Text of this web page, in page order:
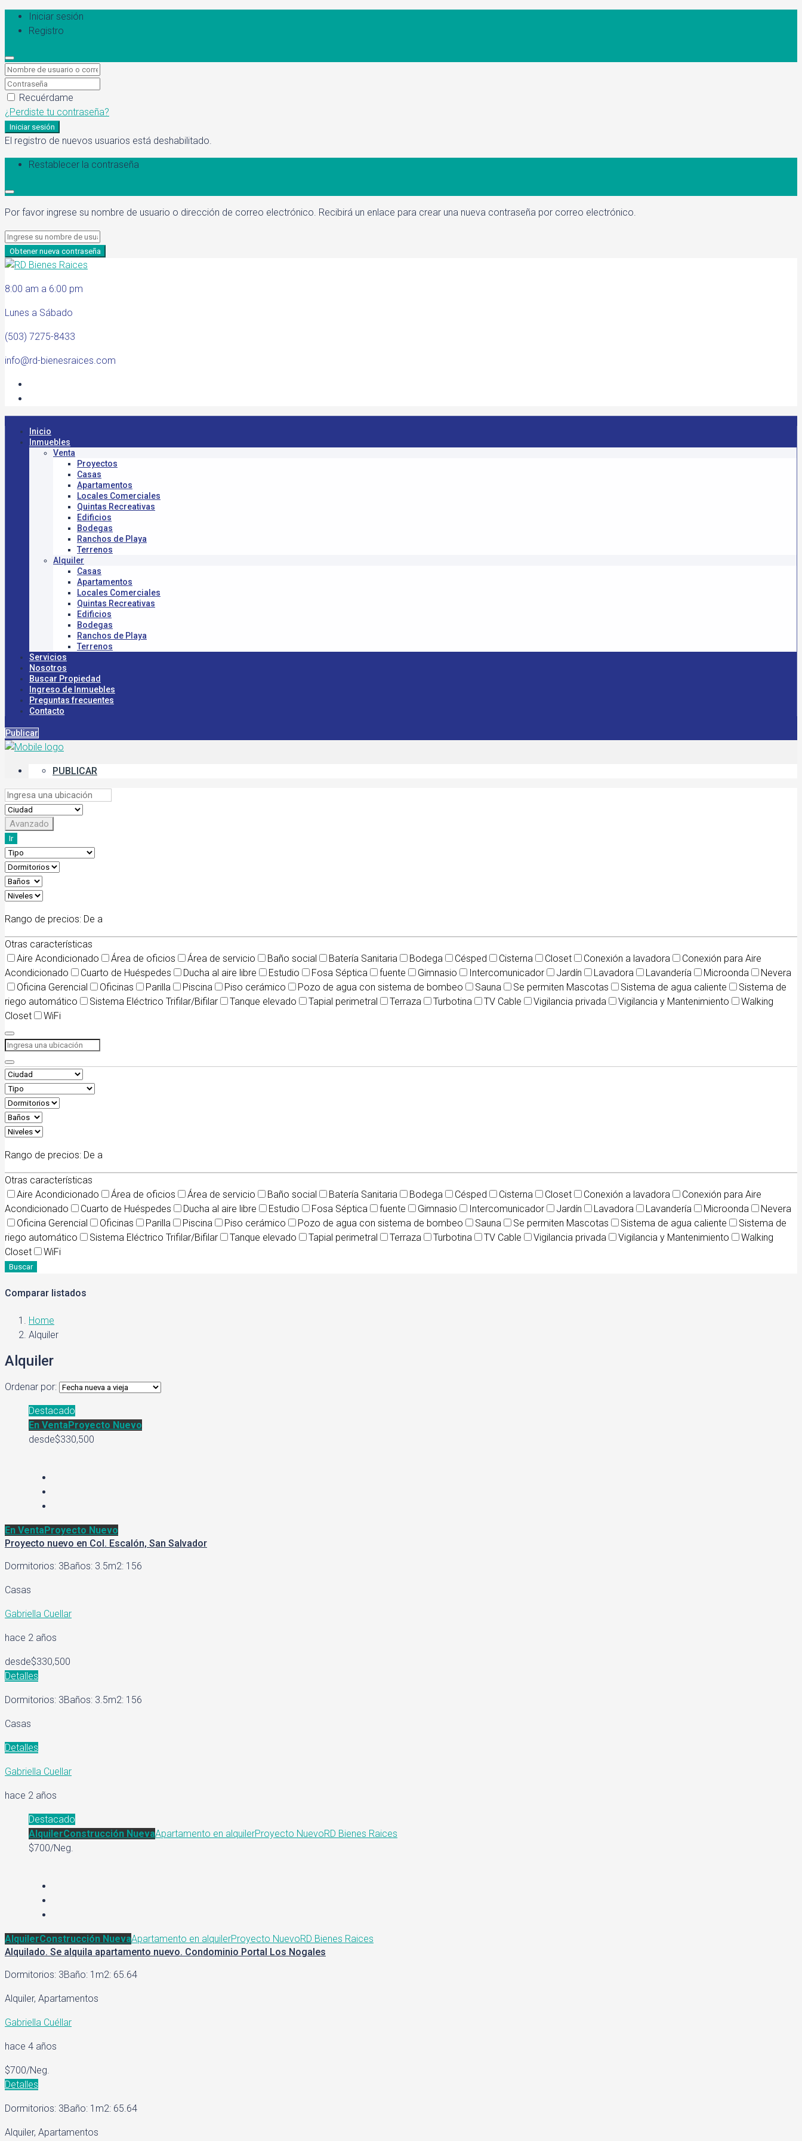
Iniciar sesión
Registro
Recuérdame
¿Perdiste tu contraseña?
Iniciar sesión
El registro de nuevos usuarios está deshabilitado.
Restablecer la contraseña
Por favor ingrese su nombre de usuario o dirección de correo electrónico. Recibirá un enlace para crear una nueva contraseña por correo electrónico.
Obtener nueva contraseña
8:00 am a 6:00 pm
Lunes a Sábado
(503) 7275-8433
info@rd-bienesraices.com
Inicio
Inmuebles
Venta
Proyectos
Casas
Apartamentos
Locales Comerciales
Quintas Recreativas
Edificios
Bodegas
Ranchos de Playa
Terrenos
Alquiler
Casas
Apartamentos
Locales Comerciales
Quintas Recreativas
Edificios
Bodegas
Ranchos de Playa
Terrenos
Servicios
Nosotros
Buscar Propiedad
Ingreso de Inmuebles
Preguntas frecuentes
Contacto
Publicar
PUBLICAR
Avanzado
Ir
Rango de precios: De a
Otras características
Aire Acondicionado
Área de oficios Área de servicio Baño social Batería Sanitaria Bodega Césped Cisterna Closet Conexión a lavadora
Conexión para Aire
Acondicionado
Cuarto de Huéspedes Ducha al aire libre Estudio Fosa Séptica fuente Gimnasio Intercomunicador Jardín Lavadora Lavandería Microonda
Nevera
Oficina Gerencial
Oficinas Parilla Piscina Piso cerámico Pozo de agua con sistema de bombeo Sauna Se permiten Mascotas Sistema de agua caliente
Sistema de
riego automático
Sistema Eléctrico Trifilar/Bifilar Tanque elevado Tapial perimetral Terraza Turbotina TV Cable Vigilancia privada Vigilancia y Mantenimiento
Walking
Closet
WiFi
Rango de precios: De a
Otras características
Aire Acondicionado
Área de oficios Área de servicio Baño social Batería Sanitaria Bodega Césped Cisterna Closet Conexión a lavadora
Conexión para Aire
Acondicionado
Cuarto de Huéspedes Ducha al aire libre Estudio Fosa Séptica fuente Gimnasio Intercomunicador Jardín Lavadora Lavandería Microonda
Nevera
Oficina Gerencial
Oficinas Parilla Piscina Piso cerámico Pozo de agua con sistema de bombeo Sauna Se permiten Mascotas Sistema de agua caliente
Sistema de
riego automático
Sistema Eléctrico Trifilar/Bifilar Tanque elevado Tapial perimetral Terraza Turbotina TV Cable Vigilancia privada Vigilancia y Mantenimiento
Walking
Closet
WiFi
Buscar
Comparar listados
Home
Alquiler
Alquiler
Ordenar por:
Destacado
En Venta Proyecto Nuevo
desde$330,500
En Venta Proyecto Nuevo
Proyecto nuevo en Col. Escalón, San Salvador
Dormitorios: 3Baños: 3.5m2: 156
Casas
Gabriella Cuellar
hace 2 años
desde$330,500
Detalles
Dormitorios: 3Baños: 3.5m2: 156
Casas
Detalles
Gabriella Cuellar
hace 2 años
Destacado
AlquilerConstrucción NuevaApartamento en alquilerProyecto NuevoRD Bienes Raices
$700/Neg.
AlquilerConstrucción NuevaApartamento en alquilerProyecto NuevoRD Bienes Raices
Alquilado. Se alquila apartamento nuevo. Condominio Portal Los Nogales
Dormitorios: 3Baño: 1 m2: 65.64
Alquiler, Apartamentos
Gabriella Cuéllar
hace 4 años
$700/Neg.
Detalles
Dormitorios: 3Baño: 1 m2: 65.64
Alquiler, Apartamentos